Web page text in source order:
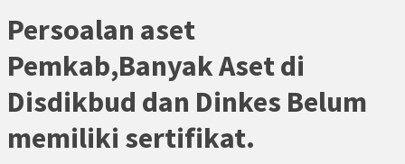
Persoalan aset
Pemkab,Banyak Aset di
Disdikbud dan Dinkes Belum
memiliki sertifikat.